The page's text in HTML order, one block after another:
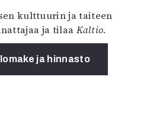
kulttuurin ja taiteen
ja tilaa Kaltio.
ja hinnasto